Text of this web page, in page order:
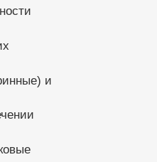
и